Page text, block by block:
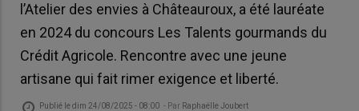
l’Atelier des envies à Châteauroux, a été lauréate
en 2024 du concours Les Talents gourmands du
Crédit Agricole. Rencontre avec une jeune
artisane qui fait rimer exigence et liberté.
Publié ledim 24/08/2025 - 08:00 - Par Raphaëlle Joubert